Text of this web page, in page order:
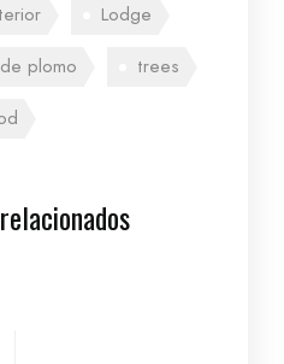
Lodge
plomo
trees